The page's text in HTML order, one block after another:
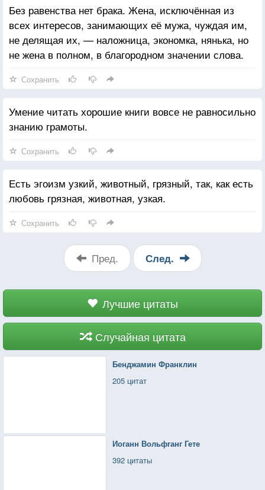
Без равенства нет брака. Жена, исключённая из
всех интересов, занимающих её мужа, чуждая им,
не делящая их, — наложница, экономка, нянька, но
не жена в полном, в благородном значении слова.
Сохранить
Умение читать хорошие книги вовсе не равносильно
знанию грамоты.
Сохранить
Есть эгоизм узкий, животный, грязный, так, как есть
любовь грязная, животная, узкая.
Сохранить
Пред. След.
Лучшие цитаты
Случайная цитата
Бенджамин Франклин
205 цитат
Иоганн Вольфганг Гете
392 цитаты